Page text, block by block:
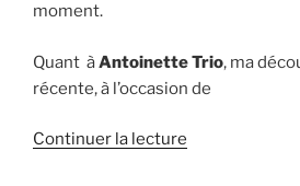
moment.
Quant àAntoinette Trio, ma
récente, à l’occasion de
Continuer la lecture